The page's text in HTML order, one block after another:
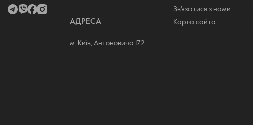
АДРЕСА
м. Київ, Антоновича 172
Зв'язатися з нами
Карта сайта